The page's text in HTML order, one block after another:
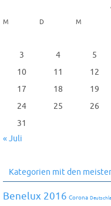
M D M
3
4 5
10
11 12
17
18 19
24
25 26
31
« Juli
Kategorien mit den
Benelux 2016 Corona